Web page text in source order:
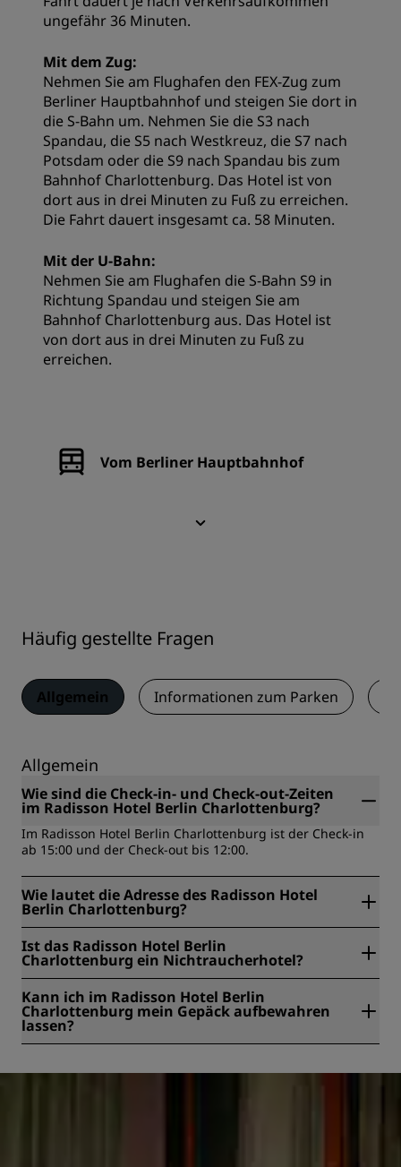
ungefähr 36 Minuten.
Mit dem Zug:
Nehmen Sie am Flughafen den FEX-Zug zum
Berliner Hauptbahnhof und steigen Sie dort in
die S-Bahn um. Nehmen Sie die S3 nach
Spandau, die S5 nach Westkreuz, die S7 nach
Potsdam oder die S9 nach Spandau bis zum
Bahnhof Charlottenburg. Das Hotel ist von
dort aus in drei Minuten zu Fuß zu erreichen.
Die Fahrt dauert insgesamt ca. 58 Minuten.
Mit der U-Bahn:
Nehmen Sie am Flughafen die S-Bahn S9 in
Richtung Spandau und steigen Sie am
Bahnhof Charlottenburg aus. Das Hotel ist
von dort aus in drei Minuten zu Fuß zu
erreichen.
Vom Berliner Hauptbahnhof
Häufig gestellte Fragen
Allgemein Informationen zum Parken
Allgemein
Wie sind die Check-in- und Check-out-Zeiten
im Radisson Hotel Berlin Charlottenburg?
Im Radisson Hotel Berlin Charlottenburg ist der Check-in
ab 15:00 und der Check-out bis 12:00.
Wie lautet die Adresse des Radisson Hotel
Berlin Charlottenburg?
unter der Adresse Kantstrasse 111a, Berlin, Deutschland.
Ist das Radisson Hotel Berlin
Charlottenburg ein Nichtraucherhotel?
rauchfreies Hotel.
Kann ich im Radisson Hotel Berlin
Charlottenburg mein Gepäck aufbewahren
lassen?